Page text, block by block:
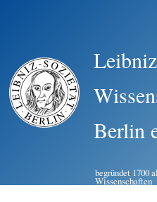
Berlin
begründet 1700
Wissenschaften